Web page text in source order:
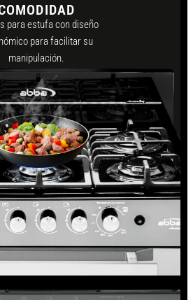
para estufa con diseño
para facilitar su
manipulación.